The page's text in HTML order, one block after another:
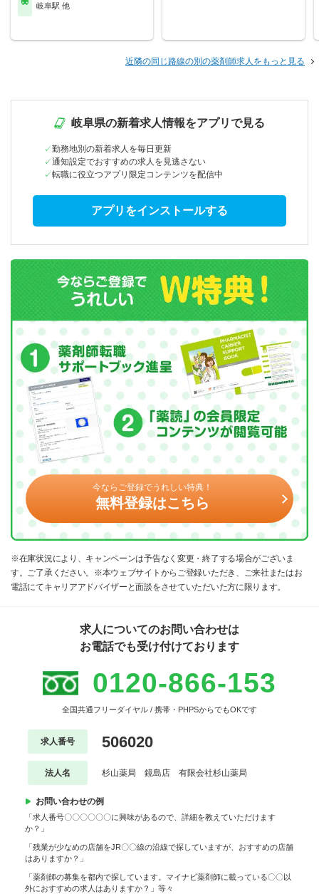
岐阜駅 他
近隣の同じ路線の別の薬剤師求人をもっと見る
岐阜県の新着求人情報をアプリで見る
勤務地別の新着求人を毎日更新
通知設定でおすすめの求人を見逃さない
転職に役立つアプリ限定コンテンツを配信中
アプリをインストールする
今ならご登録でうれしい特典！
無料登録はこちら
※在庫状況により、キャンペーンは予告なく変更・終了する場合がございま
す。ご了承ください。※本ウェブサイトからご登録いただき、ご来社またはお
電話にてキャリアアドバイザーと面談をさせていただいた方に限ります。
求人についてのお問い合わせは
お電話でも受け付けております
0120-866-153
全国共通フリーダイヤル / 携帯・PHPSからでもOKです
求人番号 506020
法人名 杉山薬局 鏡島店 有限会社杉山薬局
お問い合わせの例
「求人番号〇〇〇〇〇〇に興味があるので、詳細を教えていただけます
か？」
「残業が少なめの店舗をJR〇〇線の沿線で探していますが、おすすめの店舗
はありますか？」
「薬剤師の募集を都内で探しています。マイナビ薬剤師に載っている〇〇以
外におすすめの求人はありますか？」等々